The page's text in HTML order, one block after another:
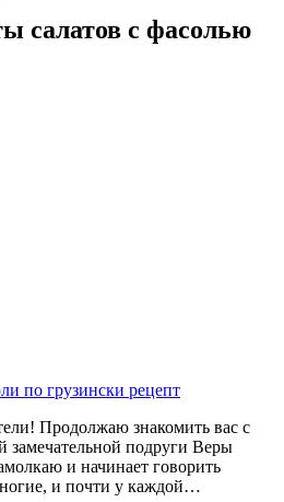
салатов с фасолью
по грузински рецепт
Продолжаю знакомить вас с
подруги Веры
и начинает говорить
и почти у каждой…